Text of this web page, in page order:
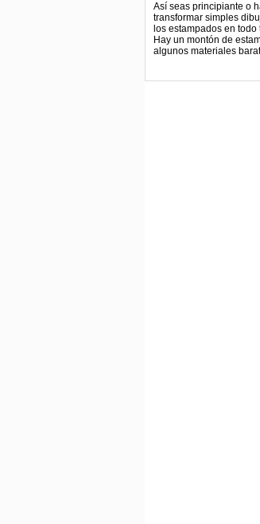
Así seas principiante o
transformar simples
los estampados en
Hay un montón de
algunos materiales